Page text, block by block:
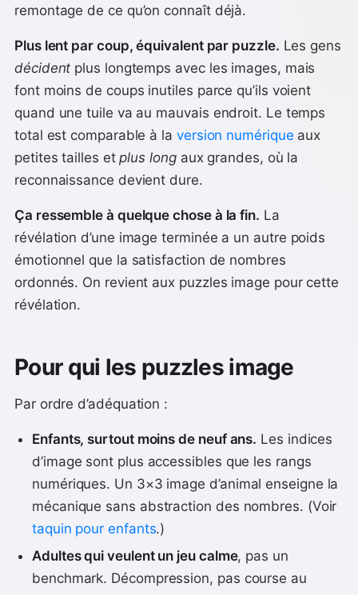
remontage de ce qu’on connaît déjà.
Plus lent par coup, équivalent par puzzle. Les gens
décident plus longtemps avec les images, mais
font moins de coups inutiles parce qu’ils voient
quand une tuile va au mauvais endroit. Le temps
total est comparable à la version numérique aux
petites tailles etplus longaux grandes, où la
reconnaissance devient dure.
Ça ressemble à quelque chose à la fin. La
révélation d’une image terminée a un autre poids
émotionnel que la satisfaction de nombres
ordonnés. On revient aux puzzles image pour cette
révélation.
Pour qui les puzzles image
Par ordre d’adéquation :
Enfants, surtout moins de neuf ans. Les indices
d’image sont plus accessibles que les rangs
numériques. Un 3×3 image d’animal enseigne la
mécanique sans abstraction des nombres. (Voir
taquin pour enfants.)
Adultes qui veulent un jeu calme, pas un
benchmark. Décompression, pas course au